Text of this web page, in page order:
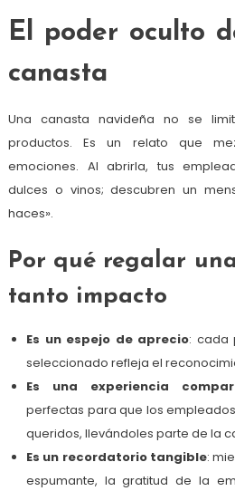
El poder oculto
canasta
Una canasta navideña no se
productos. Es un relato que
emociones. Al abrirla, tus
dulces o vinos; descubren un
haces».
Por qué regalar
tanto impacto
Es un espejo de aprecio: cada
seleccionado refleja el
Es una experiencia
perfectas para que los
queridos, llevándoles parte de la
Es un recordatorio tangible:
espumante, la gratitud de la